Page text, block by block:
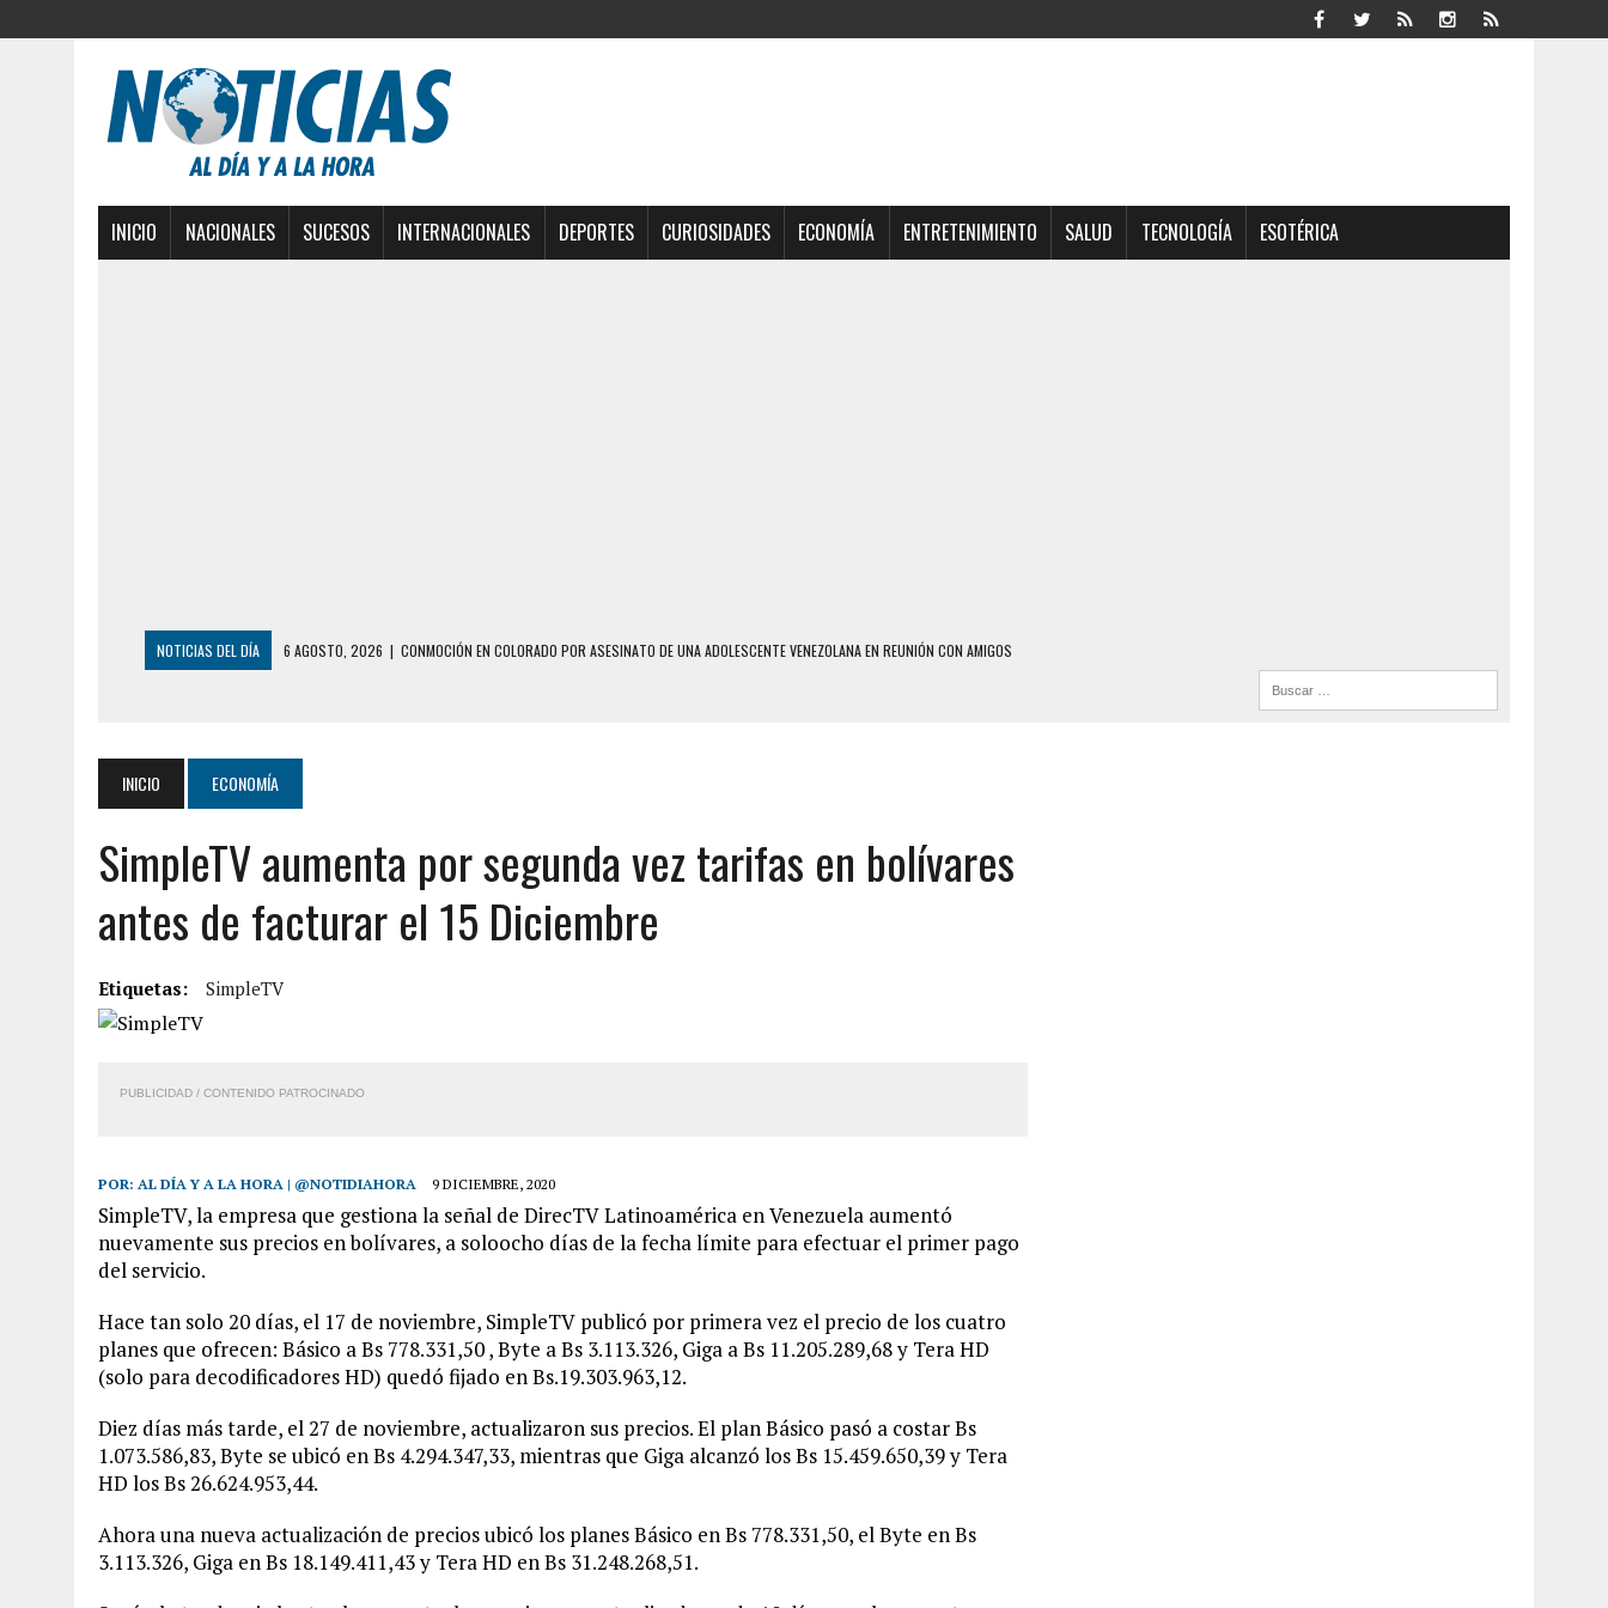
INICIO NACIONALES SUCESOS INTERNACIONALES DEPORTES CURIOSIDADES ECONOMÍA ENTRETENIMIENTO SALUD TECNOLOGÍA ESOTÉRICA
NOTICIAS DEL DÍA 6 AGOSTO, 2026 | CONMOCIÓN EN COLORADO POR ASESINATO DE UNA ADOLESCENTE VENEZOLANA EN REUNIÓN CON AMIGOS
EDIFICIO PETUNIA
7 AGOSTO, 2026
FUGA DE GAS GENERÓ EXPLOSIÓN EN LOCAL COMERCIAL DE CHACAO
7 AGOSTO, 2026
| HOMBRE ASESINÓ A SU TÍA CON UN PUÑAL Y DEJÓ HERIDAS A SU PRIMA Y A OTRO FAMILIAR EN BOLÍVAR
7 AGOSTO, 2026
YARACUY: ASESINARON DOS HOMBRES EL MISMO DÍA EN SECTORES VECINOS
6 AGOSTO, 2026
INICIO ECONOMÍA
SimpleTV aumenta por segunda vez tarifas en bolívares
antes de facturar el 15 Diciembre
Etiquetas: SimpleTV
PUBLICIDAD / CONTENIDO PATROCINADO
POR: AL DÍA Y A LA HORA | @NOTIDIAHORA 9 DICIEMBRE, 2020
SimpleTV, la empresa que gestiona la señal de DirecTV Latinoamérica en Venezuela aumentó
nuevamente sus precios en bolívares, a soloocho días de la fecha límite para efectuar el primer pago
del servicio.
Hace tan solo 20 días, el 17 de noviembre, SimpleTV publicó por primera vez el precio de los cuatro
planes que ofrecen: Básico a Bs 778.331,50 , Byte a Bs 3.113.326, Giga a Bs 11.205.289,68 y Tera HD
(solo para decodificadores HD) quedó fijado en Bs.19.303.963,12.
Diez días más tarde, el 27 de noviembre, actualizaron sus precios. El plan Básico pasó a costar Bs
1.073.586,83, Byte se ubicó en Bs 4.294.347,33, mientras que Giga alcanzó los Bs 15.459.650,39 y Tera
HD los Bs 26.624.953,44.
Ahora una nueva actualización de precios ubicó los planes Básico en Bs 778.331,50, el Byte en Bs
3.113.326, Giga en Bs 18.149.411,43 y Tera HD en Bs 31.248.268,51.